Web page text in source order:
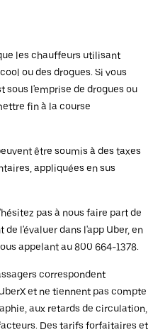
les chauffeurs utilisant
ou des drogues. Si vous
sous l'emprise de drogues ou
fin à la course
être soumis à des taxes
appliquées en sus
pas à nous faire part de
l'évaluer dans l'app Uber, en
appelant au 800 664-1378.
correspondent
et ne tiennent pas compte
aux retards de circulation,
Des tarifs forfaitaires et